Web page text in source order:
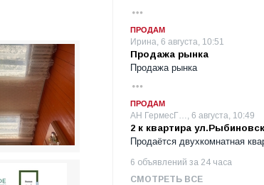
ПРОДАМ
Ирина, 6 августа, 10:51
Продажа рынка
Продажа рынка
ПРОДАМ
АН ГермесГ…, 6 августа, 10:49
2 к квартира
Продаётся двухкомнатная
6 объявлений за 24 часа
СМОТРЕТЬ ВСЕ